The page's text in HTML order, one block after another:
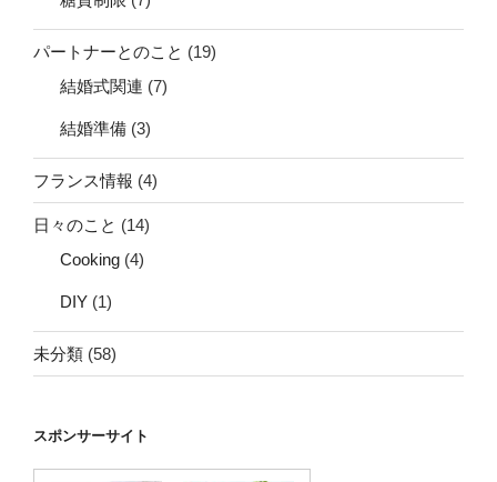
パートナーとのこと (19)
結婚式関連 (7)
結婚準備 (3)
フランス情報 (4)
日々のこと (14)
Cooking (4)
DIY (1)
未分類 (58)
スポンサーサイト